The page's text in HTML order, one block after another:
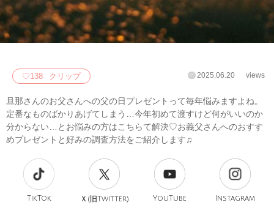
♡138 クリップ 2025.06.20 views
旦那さんのお父さんへの父の日プレゼントって毎年悩みますよね。
定番なものばかりあげてしまう…今年初めて渡すけど何がいいのか
分からない…とお悩みの方はこちらて解決♡お義父さんへのおすす
めプレゼントと好みの調査方法をご紹介します♫
TikTok Ｘ(旧Twitter) YouTube Instagram